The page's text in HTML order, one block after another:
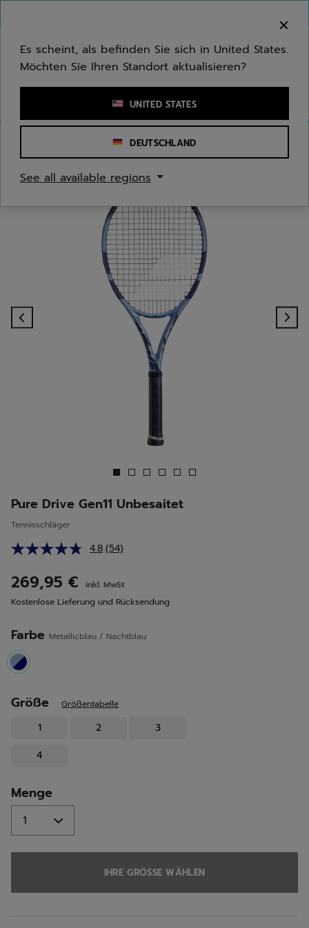
Stichwort oder Artikelnummer eingeben
Pure Drive Gen11 Unbesaitet
Tennisschläger
4.8 54
Link
auf
derselben
(54)
269,95 €
inkl. MwSt
Kostenlose Lieferung und Rücksendung
Farbe Metallicblau / Nachtblau
selected
Größe Größentabelle
1 2
3
4
Menge
IHRE GRÖSSE WÄHLEN
Es scheint, als befinden Sie sich in United States.
Möchten Sie Ihren Standort aktualisieren?
UNITED STATES
DEUTSCHLAND
See all available regions